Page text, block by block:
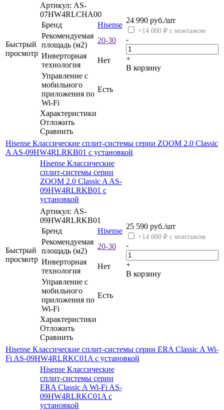
Быстрый
просмотр
Артикул: AS-
07HW4RLCHA00
Бренд
Hisense
Рекомендуемая
площадь (м2)
20-30
Инверторная
технология
Нет
Управление c
мобильного
приложения по
Wi-Fi
Есть
Характеристики
Отложить
Сравнить
24 990 руб./шт
+14 000 ₽ с монтажом
-
+
В корзину
Hisense Классические сплит-системы серии ZOOM 2.0 Classic
A AS-09HW4RLRKB01 с установкой
Быстрый
просмотр
Hisense Классические
сплит-системы серии
ZOOM 2.0 Classic A AS-
09HW4RLRKB01 с
установкой
Артикул: AS-
09HW4RLRKB01
Бренд
Hisense
Рекомендуемая
площадь (м2)
20-30
Инверторная
технология
Нет
Управление c
мобильного
приложения по
Wi-Fi
Есть
Характеристики
Отложить
Сравнить
25 590 руб./шт
+14 000 ₽ с монтажом
-
+
В корзину
Hisense Классические сплит-системы серии ERA Classic A Wi-
Fi AS-09HW4RLRKC01A с установкой
Hisense Классические
сплит-системы серии
ERA Classic A Wi-Fi AS-
09HW4RLRKC01A с
установкой